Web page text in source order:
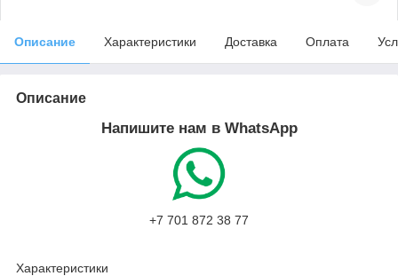
Описание Характеристики Доставка Оплата
Описание
Напишите нам в WhatsApp
+7 701 872 38 77
Характеристики